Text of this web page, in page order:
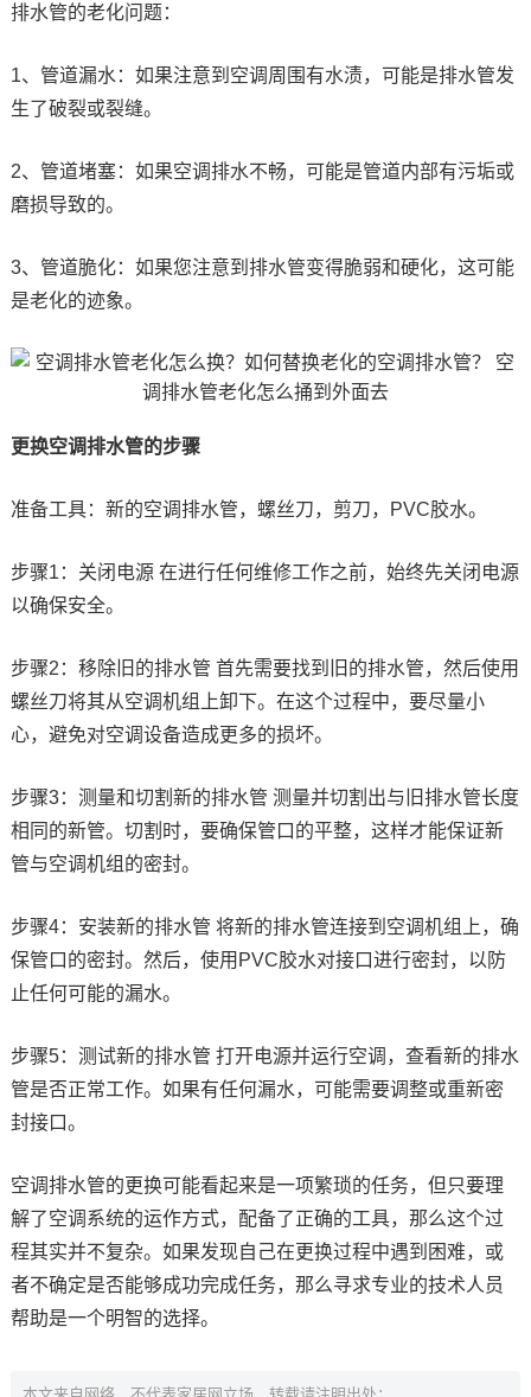
排水管的老化问题：
1、管道漏水：如果注意到空调周围有水渍，可能是排水管发
生了破裂或裂缝。
2、管道堵塞：如果空调排水不畅，可能是管道内部有污垢或
磨损导致的。
3、管道脆化：如果您注意到排水管变得脆弱和硬化，这可能
是老化的迹象。
更换空调排水管的步骤
准备工具：新的空调排水管，螺丝刀，剪刀，PVC胶水。
步骤1：关闭电源 在进行任何维修工作之前，始终先关闭电源
以确保安全。
步骤2：移除旧的排水管 首先需要找到旧的排水管，然后使用
螺丝刀将其从空调机组上卸下。在这个过程中，要尽量小
心，避免对空调设备造成更多的损坏。
步骤3：测量和切割新的排水管 测量并切割出与旧排水管长度
相同的新管。切割时，要确保管口的平整，这样才能保证新
管与空调机组的密封。
步骤4：安装新的排水管 将新的排水管连接到空调机组上，确
保管口的密封。然后，使用PVC胶水对接口进行密封，以防
止任何可能的漏水。
步骤5：测试新的排水管 打开电源并运行空调，查看新的排水
管是否正常工作。如果有任何漏水，可能需要调整或重新密
封接口。
空调排水管的更换可能看起来是一项繁琐的任务，但只要理
解了空调系统的运作方式，配备了正确的工具，那么这个过
程其实并不复杂。如果发现自己在更换过程中遇到困难，或
者不确定是否能够成功完成任务，那么寻求专业的技术人员
帮助是一个明智的选择。